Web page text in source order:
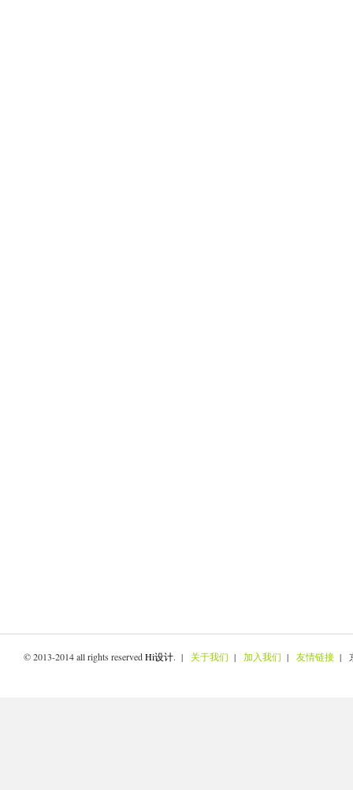
© 2013-2014 all rights reservedHi设计. | 关于我们 | 加入我们 | 友情链接 |